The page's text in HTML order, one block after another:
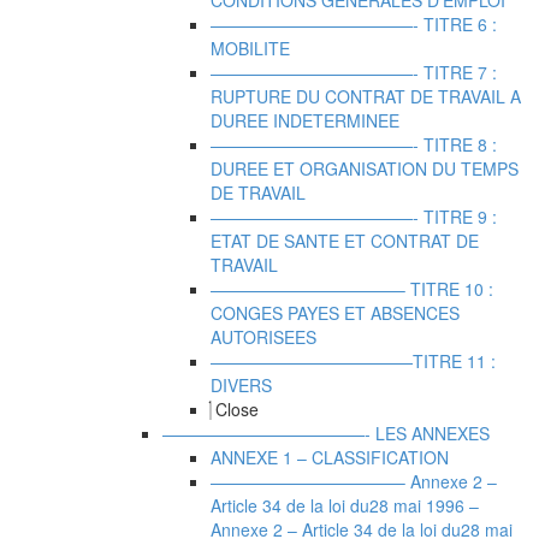
————————————- TITRE 6 :
MOBILITE
————————————- TITRE 7 :
RUPTURE DU CONTRAT DE TRAVAIL A
DUREE INDETERMINEE
————————————- TITRE 8 :
DUREE ET ORGANISATION DU TEMPS
DE TRAVAIL
————————————- TITRE 9 :
ETAT DE SANTE ET CONTRAT DE
TRAVAIL
———————————– TITRE 10 :
CONGES PAYES ET ABSENCES
AUTORISEES
————————————TITRE 11 :
DIVERS
Close
————————————- LES ANNEXES
ANNEXE 1 – CLASSIFICATION
———————————– Annexe 2 –
Article 34 de la loi du28 mai 1996 –
Annexe 2 – Article 34 de la loi du28 mai